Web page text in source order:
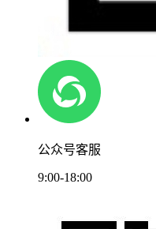
公众号客服
9:00-18:00